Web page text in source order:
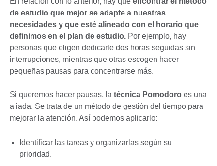
de estudio que mejor se adapte a nuestras
necesidades y que esté alineado con el horario que
definimos en el plan de estudio. Por ejemplo, hay
personas que eligen dedicarle dos horas seguidas sin
interrupciones, mientras que otras escogen hacer
pequeñas pausas para concentrarse más.
Si queremos hacer pausas, la técnica Pomodoro es una
aliada. Se trata de un método de gestión del tiempo para
mejorar la atención. Así podemos aplicarlo:
Identificar las tareas y organizarlas según su
prioridad.